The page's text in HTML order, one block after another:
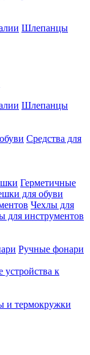
Шлепанцы
Шлепанцы
Средства для
Герметичные
для обуви
Чехлы для
для инструментов
Ручные фонари
устройства к
и термокружки